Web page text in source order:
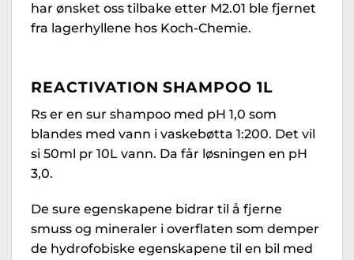
har ønsket oss tilbake etter M2.01 ble fjernet
fra lagerhyllene hos Koch-Chemie.
REACTIVATION SHAMPOO 1L
Rs er en sur shampoo med pH 1,0 som
blandes med vann i vaskebøtta 1:200. Det vil
si 50ml pr 10L vann. Da får løsningen en pH
3,0.
De sure egenskapene bidrar til å fjerne
smuss og mineraler i overflaten som demper
de hydrofobiske egenskapene til en bil med